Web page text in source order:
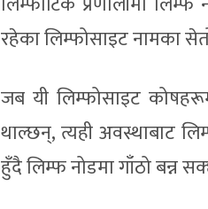
रहेका लिम्फोसाइट नामका
जब यी लिम्फोसाइट
थाल्छन्, त्यही अवस्थाबाट
हुँदै लिम्फ नोडमा गाँठो बन्न